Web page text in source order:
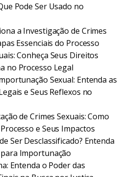
Pode Ser Usado no
a Investigação de Crimes
Essenciais do Processo
Conheça Seus Direitos
no Processo Legal
Sexual: Entenda as
e Seus Reflexos no
de Crimes Sexuais: Como
e Seus Impactos
Ser Desclassificado? Entenda
Importunação
Entenda o Poder das